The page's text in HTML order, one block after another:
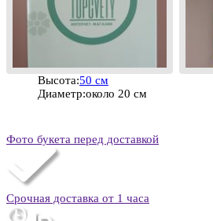
Высота:50 см
Диаметр:около 20 см
Фото букета перед доставкой
Срочная доставка от 1 часа